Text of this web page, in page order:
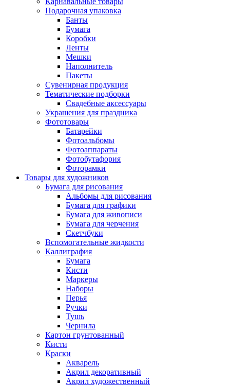
Подарочная упаковка
Банты
Бумага
Коробки
Ленты
Мешки
Наполнитель
Пакеты
Сувенирная продукция
Тематические подборки
Свадебные аксессуары
Украшения для праздника
Фототовары
Батарейки
Фотоальбомы
Фотоаппараты
Фотобутафория
Фоторамки
Товары для художников
Бумага для рисования
Альбомы для рисования
Бумага для графики
Бумага для живописи
Бумага для черчения
Скетчбуки
Вспомогательные жидкости
Каллиграфия
Бумага
Кисти
Маркеры
Наборы
Перья
Ручки
Тушь
Чернила
Картон грунтованный
Кисти
Краски
Акварель
Акрил декоративный
Акрил художественный